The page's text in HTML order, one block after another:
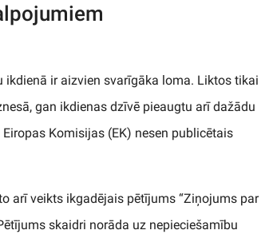
ir aizvien svarīgāka loma. Liktos tikai
gan ikdienas dzīvē pieaugtu arī dažādu
Komisijas (EK) nesen publicētais
arī veikts ikgadējais pētījums “Ziņojums par
skaidri norāda uz nepieciešamību